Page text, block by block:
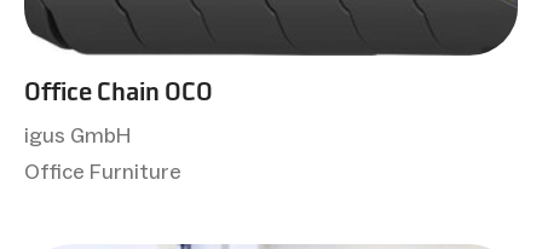
Office Chain OCO
igus GmbH
Office Furniture